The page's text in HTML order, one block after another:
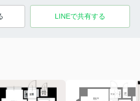
LINEで共有する